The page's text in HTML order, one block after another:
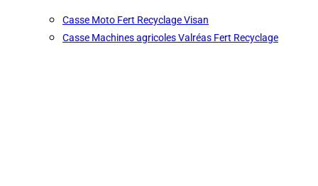
Casse Moto Fert Recyclage Visan
Casse Machines agricoles Valréas Fert Recyclage